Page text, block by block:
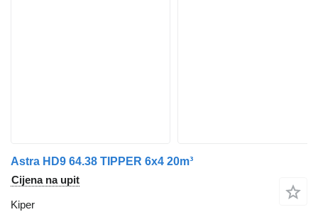
Astra HD9 64.38 TIPPER 6x4 20m³
Cijena na upit
Kiper